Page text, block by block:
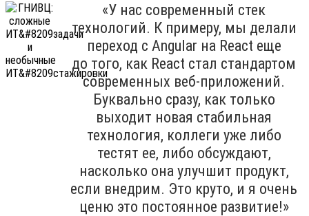
«У нас современный стек
технологий. К примеру, мы делали
переход с Angular на React еще
до того, как React стал стандартом
современных веб-приложений.
Буквально сразу, как только
выходит новая стабильная
технология, коллеги уже либо
тестят ее, либо обсуждают,
насколько она улучшит продукт,
если внедрим. Это круто, и я очень
ценю это постоянное развитие!»